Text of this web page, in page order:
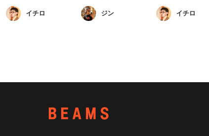
イチロ ジン イチロ